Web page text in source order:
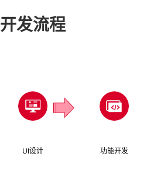
开发流程
UI设计 功能开发